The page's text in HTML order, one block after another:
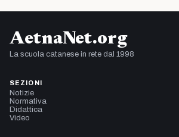
AetnaNet.org
La scuola catanese in rete dal 1998
SEZIONI
Notizie
Normativa
Didattica
Video